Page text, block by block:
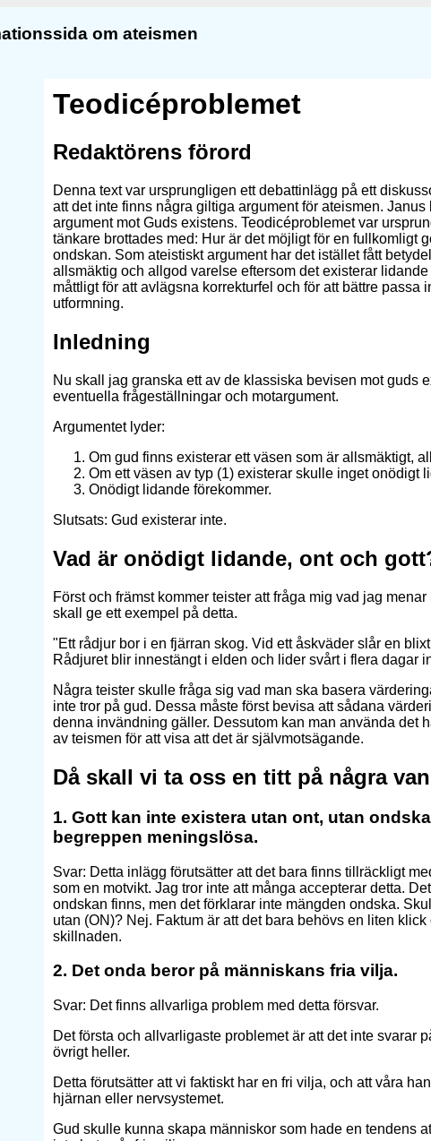
om ateismen
Teodicéproblemet
Redaktörens förord
Denna text var ursprungligen ett debattinlägg på ett
att det inte finns några giltiga argument för ateismen.
argument mot Guds existens. Teodicéproblemet var
tänkare brottades med: Hur är det möjligt för en fullkomligt
ondskan. Som ateistiskt argument har det istället fått
allsmäktig och allgod varelse eftersom det existerar
måttligt för att avlägsna korrekturfel och för att bättre passa
utformning.
Inledning
Nu skall jag granska ett av de klassiska bevisen mot guds
eventuella frågeställningar och motargument.
Argumentet lyder:
Om gud finns existerar ett väsen som är allsmäktigt,
Om ett väsen av typ (1) existerar skulle inget onödigt
Onödigt lidande förekommer.
Slutsats: Gud existerar inte.
Vad är onödigt lidande, ont och
Först och främst kommer teister att fråga mig vad jag
skall ge ett exempel på detta.
"Ett rådjur bor i en fjärran skog. Vid ett åskväder slår en
Rådjuret blir innestängt i elden och lider svårt i flera dagar
Några teister skulle fråga sig vad man ska basera
inte tror på gud. Dessa måste först bevisa att sådana
denna invändning gäller. Dessutom kan man använda det
av teismen för att visa att det är självmotsägande.
Då skall vi ta oss en titt på några
1. Gott kan inte existera utan ont, utan
begreppen meningslösa.
Svar: Detta inlägg förutsätter att det bara finns tillräckligt
som en motvikt. Jag tror inte att många accepterar detta.
ondskan finns, men det förklarar inte mängden ondska.
utan (ON)? Nej. Faktum är att det bara behövs en liten
skillnaden.
2. Det onda beror på människans fria vilja.
Svar: Det finns allvarliga problem med detta försvar.
Det första och allvarligaste problemet är att det inte svarar
övrigt heller.
Detta förutsätter att vi faktiskt har en fri vilja, och att våra
hjärnan eller nervsystemet.
Gud skulle kunna skapa människor som hade en tendens